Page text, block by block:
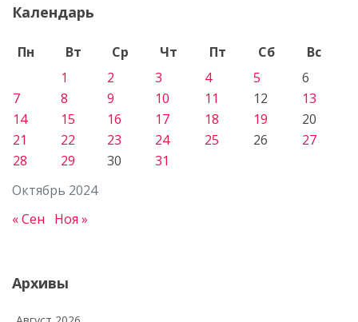
Календарь
Октябрь 2024
Пн Вт Ср Чт Пт Сб
Вс
1
2 3 4 5
6
7
8 9 10 11 12
13
14
15 16 17 18 19
20
21
22 23 24 25 26
27
28
29 30 31
« Сен Ноя »
Архивы